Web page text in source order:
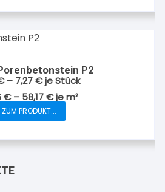
gewählt
P2
– 7,27€je Stück
€– 58,17€jem²
ZUM PRODUKT...
Dieses
weist